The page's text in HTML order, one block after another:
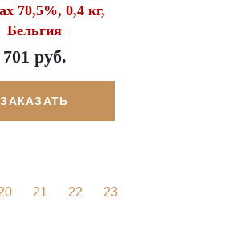
70,5%, 0,4 кг,
Бельгия
701 руб.
ЗАКАЗАТЬ
21 22
23